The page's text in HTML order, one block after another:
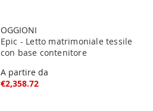
OGGIONI
Epic - Letto matrimoniale tessile
con base contenitore
A partire da
€2,358.72